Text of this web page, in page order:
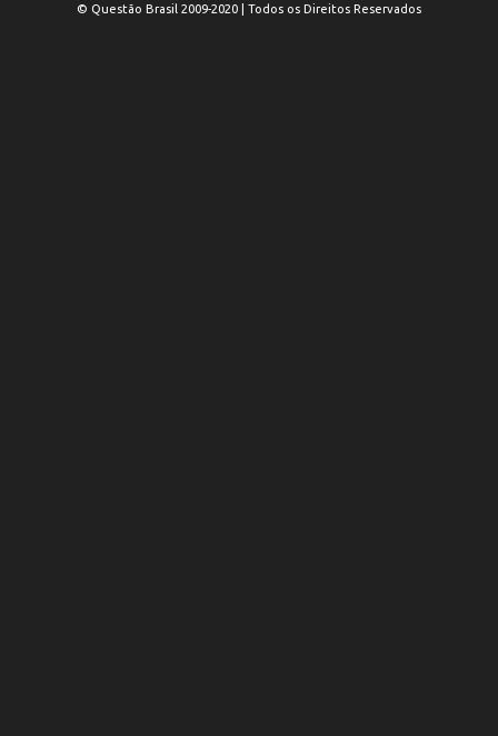
© Questão Brasil 2009-2020 | Todos os Direitos Reservados